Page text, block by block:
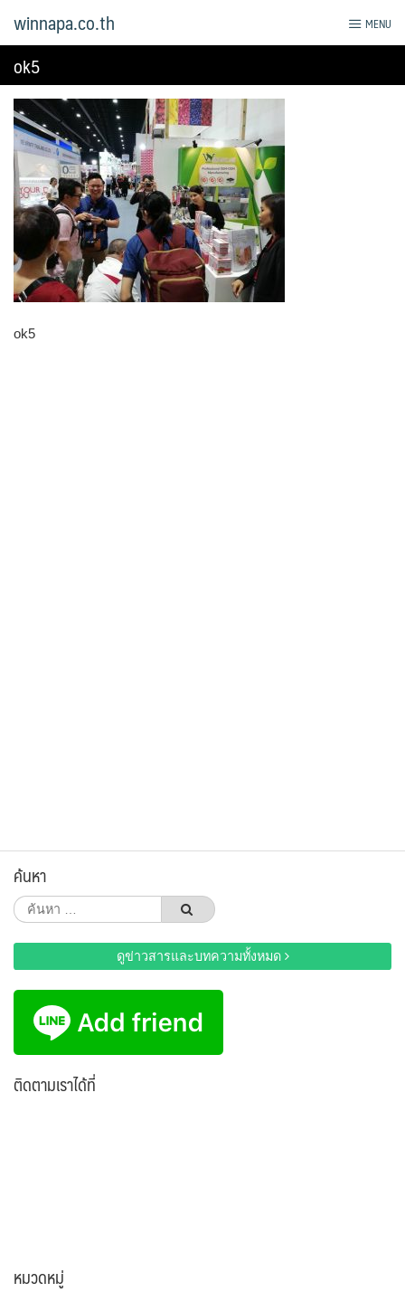
winnapa.co.th MENU
ok5
ok5
ค้นหา
ค้นหา
สำหรับ:
ดูข่าวสารและบทความทั้งหมด
ติดตามเราได้ที่
หมวดหมู่